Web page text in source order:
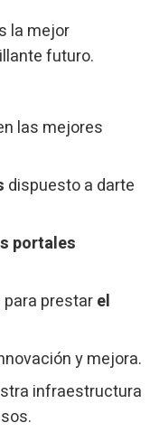
la mejor
futuro.
las mejores
dispuesto a darte
portales
prestarel
y mejora.
infraestructura